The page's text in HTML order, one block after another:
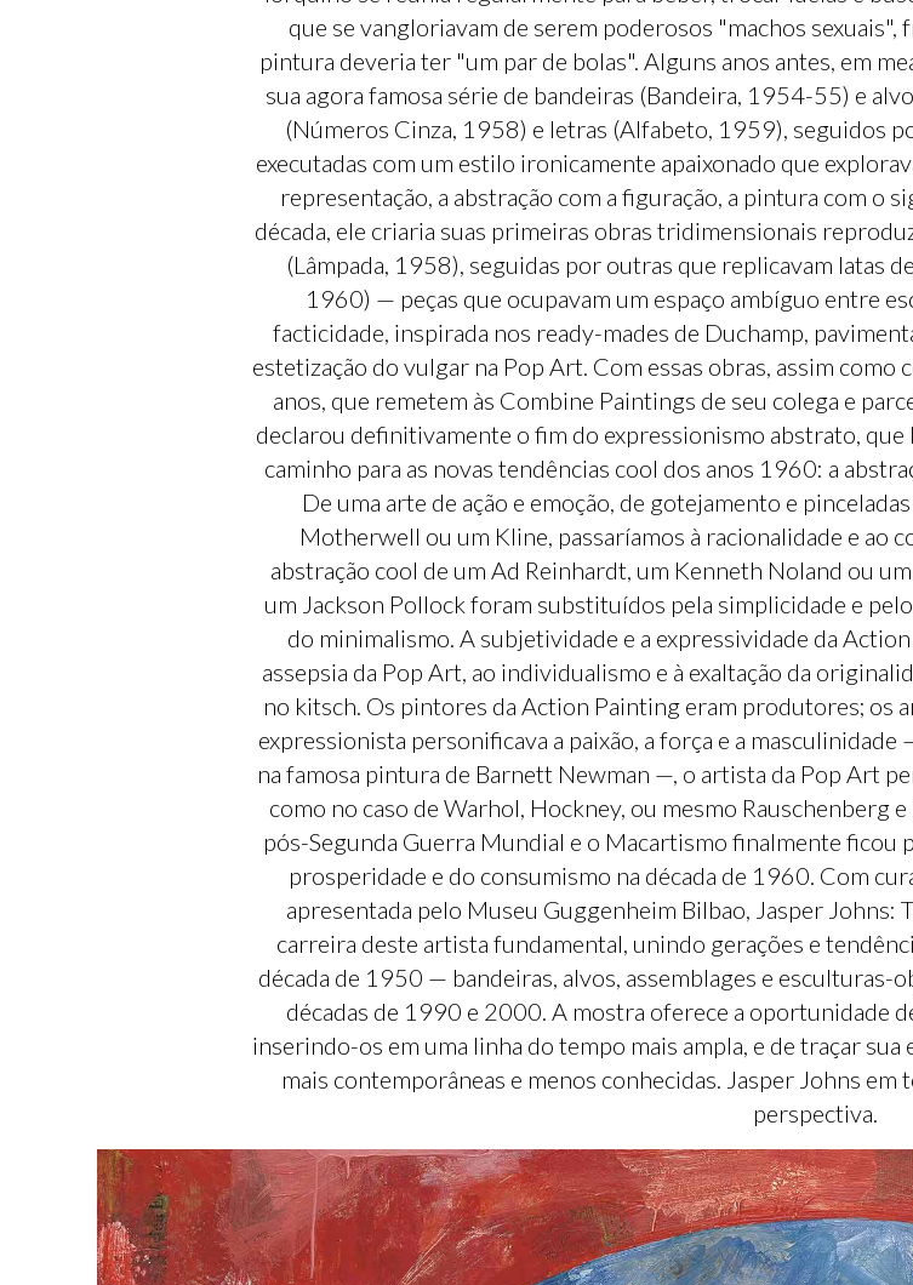
que se vangloriavam de serem poderosos "machos
pintura deveria ter "um par de bolas". Alguns anos antes, em
sua agora famosa série de bandeiras (Bandeira, 1954-55) e
(Números Cinza, 1958) e letras (Alfabeto, 1959), seguidos
executadas com um estilo ironicamente apaixonado que
representação, a abstração com a figuração, a pintura com o
década, ele criaria suas primeiras obras tridimensionais
(Lâmpada, 1958), seguidas por outras que replicavam latas
1960) — peças que ocupavam um espaço ambíguo entre
facticidade, inspirada nos ready-mades de Duchamp,
estetização do vulgar na Pop Art. Com essas obras, assim como
anos, que remetem às Combine Paintings de seu colega e
declarou definitivamente o fim do expressionismo abstrato,
caminho para as novas tendências cool dos anos 1960: a
De uma arte de ação e emoção, de gotejamento e
Motherwell ou um Kline, passaríamos à racionalidade e ao
abstração cool de um Ad Reinhardt, um Kenneth Noland ou
um Jackson Pollock foram substituídos pela simplicidade e
do minimalismo. A subjetividade e a expressividade da
assepsia da Pop Art, ao individualismo e à exaltação da
no kitsch. Os pintores da Action Painting eram produtores; os
expressionista personificava a paixão, a força e a
na famosa pintura de Barnett Newman —, o artista da Pop Art
como no caso de Warhol, Hockney, ou mesmo Rauschenberg
pós-Segunda Guerra Mundial e o Macartismo finalmente ficou
prosperidade e do consumismo na década de 1960. Com
apresentada pelo Museu Guggenheim Bilbao, Jasper Johns:
carreira deste artista fundamental, unindo gerações e
década de 1950 — bandeiras, alvos, assemblages e esculturas-
décadas de 1990 e 2000. A mostra oferece a oportunidade
inserindo-os em uma linha do tempo mais ampla, e de traçar
mais contemporâneas e menos conhecidas. Jasper Johns
perspectiva.